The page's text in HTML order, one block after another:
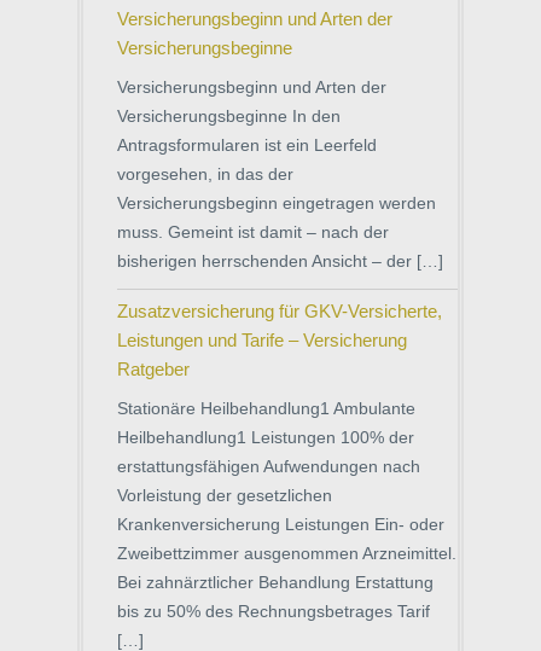
Versicherungsbeginn und Arten der
Versicherungsbeginne
Versicherungsbeginn und Arten der
Versicherungsbeginne In den
Antragsformularen ist ein Leerfeld
vorgesehen, in das der
Versicherungsbeginn eingetragen werden
muss. Gemeint ist damit – nach der
bisherigen herrschenden Ansicht – der […]
Zusatzversicherung für GKV-Versicherte,
Leistungen und Tarife – Versicherung
Ratgeber
Stationäre Heilbehandlung1 Ambulante
Heilbehandlung1 Leistungen 100% der
erstattungsfähigen Aufwendungen nach
Vorleistung der gesetzlichen
Krankenversicherung Leistungen Ein- oder
Zweibettzimmer ausgenommen Arzneimittel.
Bei zahnärztlicher Behandlung Erstattung
bis zu 50% des Rechnungsbetrages Tarif
[…]